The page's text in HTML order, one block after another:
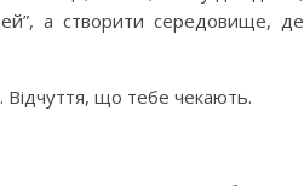
а створити середовище, де
Відчуття, що тебе чекають.